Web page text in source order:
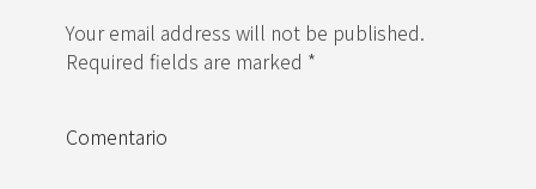
Your email address will not be published.
Required fields are marked *
Comentario